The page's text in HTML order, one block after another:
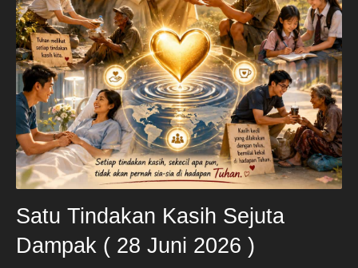
Satu Tindakan Kasih Sejuta
Dampak ( 28 Juni 2026 )